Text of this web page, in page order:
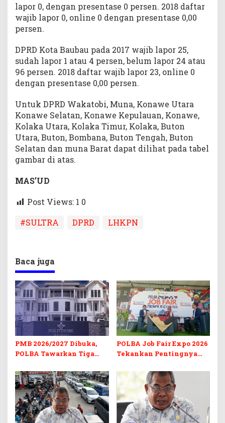
lapor 0, dengan presentase 0 persen. 2018 daftar
wajib lapor 0, online 0 dengan presentase 0,00
persen.
DPRD Kota Baubau pada 2017 wajib lapor 25,
sudah lapor 1 atau 4 persen, belum lapor 24 atau
96 persen. 2018 daftar wajib lapor 23, online 0
dengan presentase 0,00 persen.
Untuk DPRD Wakatobi, Muna, Konawe Utara
Konawe Selatan, Konawe Kepulauan, Konawe,
Kolaka Utara, Kolaka Timur, Kolaka, Buton
Utara, Buton, Bombana, Buton Tengah, Buton
Selatan dan muna Barat dapat dilihat pada tabel
gambar di atas.
MAS’UD
Post Views: 1 0
#SULTRA
DPRD LHKPN
Baca juga
PMB 2026/2027 Dibuka,
POLBA Tawarkan Tiga
Kuliah Gratis
POLBA Job Fair Expo 2026
Tekankan Pentingnya
Digital